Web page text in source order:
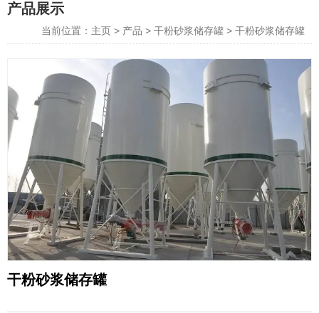
产品展示
当前位置：主页 > 产品 > 干粉砂浆储存罐 > 干粉砂浆储存罐
干粉砂浆储存罐